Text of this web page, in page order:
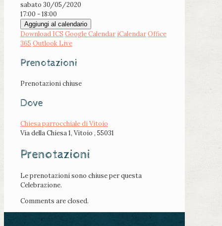
sabato 30/05/2020
17:00 - 18:00
Aggiungi al calendario
Download ICS Google Calendar iCalendarOffice
365 Outlook Live
Prenotazioni
Prenotazioni chiuse
Dove
Chiesa parrocchiale di Vitoio
Via della Chiesa 1, Vitoio , 55031
Prenotazioni
Le prenotazioni sono chiuse per questa
Celebrazione.
Comments are closed.